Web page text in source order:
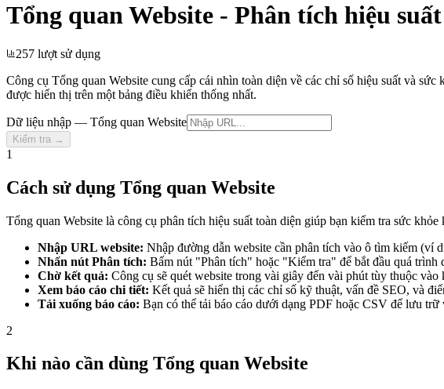
Tổng quan Website - Phân tích hiệu
257 lượt sử dụng
Công cụ Tổng quan Website cung cấp cái nhìn toàn diện về các chỉ số hiệu suất và
được hiển thị trên một bảng điều khiển thống nhất.
Dữ liệu nhập — Tổng quan Website
Kiểm tra →
1
Cách sử dụng Tổng quan Website
Tổng quan Website là công cụ phân tích hiệu suất toàn diện giúp bạn kiểm tra sức
Nhập URL website: Nhập đường dẫn website cần phân tích vào ô tìm kiếm (ví
Nhấn nút Phân tích: Bấm nút "Phân tích" hoặc "Kiểm tra" để bắt đầu quá trình
Chờ kết quả: Công cụ sẽ quét website trong vài giây đến vài phút tùy thuộc
Xem báo cáo chi tiết: Kết quả sẽ hiển thị các chỉ số kỹ thuật, vấn đề SEO, và
Tải xuống báo cáo: Bạn có thể tải báo cáo dưới dạng PDF hoặc CSV để lưu trữ
2
Khi nào cần dùng Tổng quan Website